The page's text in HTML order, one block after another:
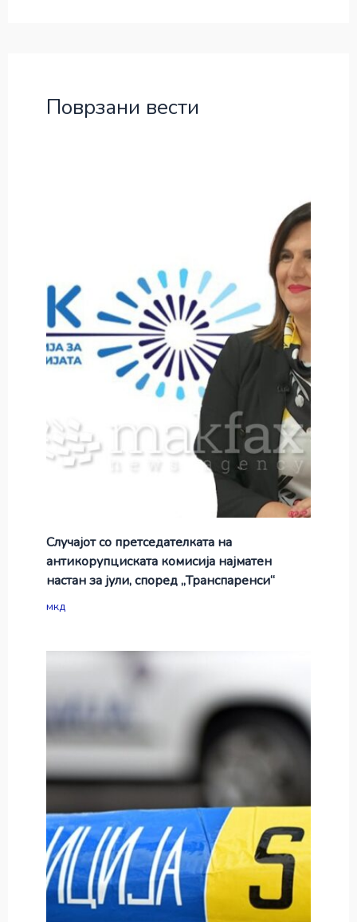
Поврзани вести
Случајот со претседателката на
антикорупциската комисија најматен
настан за јули, според „Транспаренси“
мкд